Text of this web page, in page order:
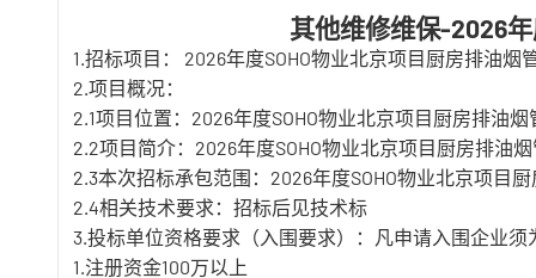
其他维修维保-2026
1.招标项目： 2026年度SOHO物业北京项目厨房排油烟
2.项目概况：
2.1项目位置：2026年度SOHO物业北京项目厨房排油
2.2项目简介：2026年度SOHO物业北京项目厨房排油
2.3本次招标承包范围：2026年度SOHO物业北京项目
2.4相关技术要求：招标后见技术标
3.投标单位资格要求（入围要求）：凡申请入围企业
1.注册资金100万以上